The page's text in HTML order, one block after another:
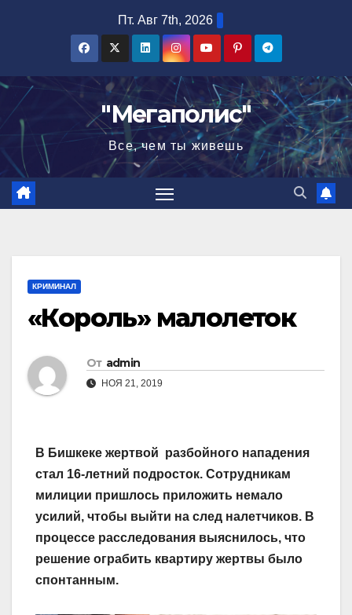
Пт. Авг 7th, 2026
"Мегаполис"
Все, чем ты живешь
КРИМИНАЛ
«Король» малолеток
От admin
НОЯ 21, 2019
В Бишкеке жертвой разбойного нападения
стал 16-летний подросток. Сотрудникам
милиции пришлось приложить немало
усилий, чтобы выйти на след налетчиков. В
процессе расследования выяснилось, что
решение ограбить квартиру жертвы было
спонтанным.